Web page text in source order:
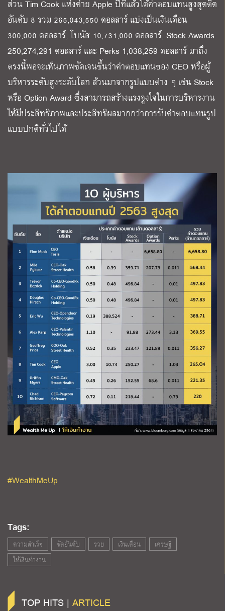
ส่วน Tim Cook แห่งค่าย Apple ปีที่แล้วได้ค่าตอบแทนสูงสุดติด
อันดับ 8 รวม 265,043,550 ดอลลาร์ แบ่งเป็นเงินเดือน
300,000 ดอลลาร์, โบนัส 10,731,000 ดอลลาร์, Stock Awards
250,274,291 ดอลลาร์ และ Perks 1,038,259 ดอลลาร์ มาถึง
ตรงนี้พอจะเห็นภาพชัดเจนขึ้นว่าค่าตอบแทนของ CEO หรือผู้
บริหารระดับสูงระดับโลก ล้วนมาจากรูปแบบต่าง ๆ เช่น Stock
หรือ Option Award ซึ่งสามารถสร้างแรงจูงใจในการบริหารงาน
ให้มีประสิทธิภาพและประสิทธิผลมากกว่าการรับค่าตอบแทนรูป
แบบปกติทั่วไปได้
#WealthMeUp
Tags:
ความสำเร็จ จัดอันดับ รวย เงินเดือน
เศรษฐี
ให้เงินทำงาน
TOP HITS | ARTICLE